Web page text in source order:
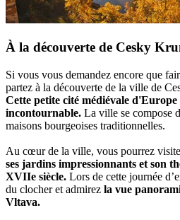
À la découverte de Cesky
Si vous vous demandez encore que
partez à la découverte de la ville de
Cette petite cité médiévale
incontournable. La ville se compose
maisons bourgeoises traditionnelles.
Au cœur de la ville, vous pourrez
ses jardins impressionnants et son
XVIIe siècle. Lors de cette journée
du clocher et admirez la vue
Vltava.